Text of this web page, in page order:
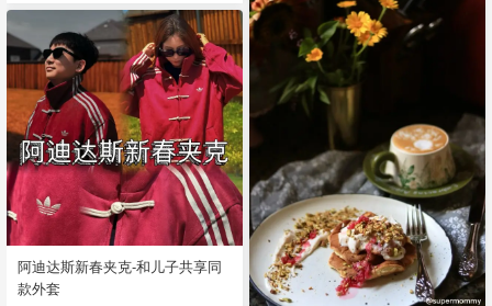
阿迪达斯新春夹克-和儿子共享同
款外套